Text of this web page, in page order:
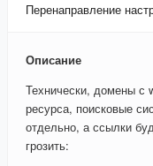
Перенаправление
Описание
Технически, домены с
ресурса, поисковые
отдельно, а ссылки
грозить: